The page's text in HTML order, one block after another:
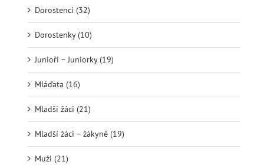
Dorostenci (32)
Dorostenky (10)
Junioři – Juniorky (19)
Mláďata (16)
Mladší žáci (21)
Mladší žáci – žákyně (19)
Muži (21)